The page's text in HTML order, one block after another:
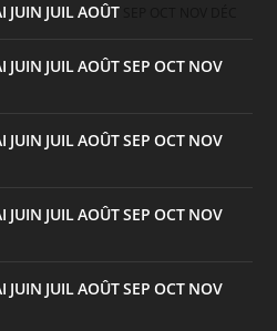
JUIN JUILAOÛT
JUIN JUILAOÛTSEP OCT NOV
JUIN JUILAOÛTSEP OCT NOV
JUIN JUILAOÛTSEP OCT NOV
JUIN JUILAOÛTSEP OCT NOV